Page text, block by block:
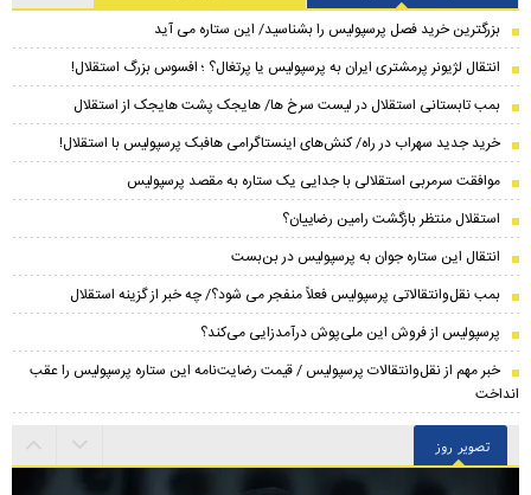
بزرگترین خرید فصل پرسپولیس را بشناسید/ این ستاره می آید
انتقال لژیونر پرمشتری ایران به پرسپولیس یا پرتغال؟ ؛ افسوس بزرگ استقلال!
بمب تابستانی استقلال در لیست سرخ ها/ هایجک پشت هایجک از استقلال
خرید جدید سهراب در راه/ کنش‌های اینستاگرامی هافبک پرسپولیس با استقلال!
موافقت سرمربی استقلالی با جدایی یک ستاره به مقصد پرسپولیس
استقلال منتظر بازگشت رامین رضاییان؟
انتقال این ستاره جوان به پرسپولیس در بن‌بست
بمب نقل‌وانتقالاتی پرسپولیس فعلاً منفجر می شود؟/ چه خبر از گزینه استقلال
پرسپولیس از فروش این ملی‌پوش درآمدزایی می‌کند؟
خبر مهم از نقل‌وانتقالات پرسپولیس / قیمت رضایت‌نامه این ستاره پرسپولیس را عقب
انداخت
تصویر روز